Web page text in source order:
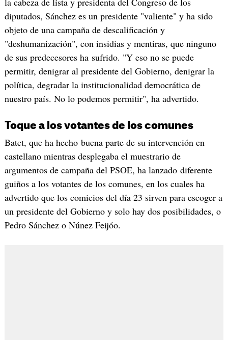
diputados, Sánchez es un presidente "valiente" y ha sido
objeto de una campaña de descalificación y
"deshumanización", con insidias y mentiras, que ninguno
de sus predecesores ha sufrido. "Y eso no se puede
permitir, denigrar al presidente del Gobierno, denigrar la
política, degradar la institucionalidad democrática de
nuestro país. No lo podemos permitir", ha advertido.
Toque a los votantes de los comunes
Batet, que ha hecho buena parte de su intervención en
castellano mientras desplegaba el muestrario de
argumentos de campaña del PSOE, ha lanzado diferente
guiños a los votantes de los comunes, en los cuales ha
advertido que los comicios del día 23 sirven para escoger a
un presidente del Gobierno y solo hay dos posibilidades, o
Pedro Sánchez o Núnez Feijóo.